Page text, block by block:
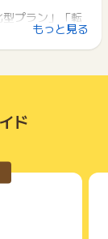
ウンのサポート
なる場合がご
とみなし、「獲
とがある場合
くことを推奨
の申し込み方
らお申し込みく
会員様の都合で
ポイントが無効
、代理店が行
把握しており
問い合わせを
。
プラン」「転
ランがござい
Java、Rub
んで学ぶこと
限・サポート
もっと見る
ド